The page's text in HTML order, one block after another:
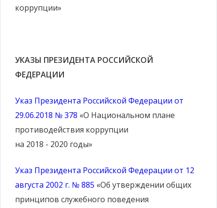
коррупции»
УКАЗЫ ПРЕЗИДЕНТА РОССИЙСКОЙ
ФЕДЕРАЦИИ
Указ Президента Российской Федерации от
29.06.2018 № 378 «О Национальном плане
противодействия коррупции
на 2018 - 2020 годы»
Указ Президента Российской Федерации от 12
августа 2002 г. № 885 «Об утверждении общих
принципов служебного поведения